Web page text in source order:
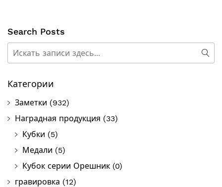
Search Posts
Категории
Заметки (932)
Наградная продукция (33)
Кубки (5)
Медали (5)
Кубок серии Орешник (0)
гравировка (12)